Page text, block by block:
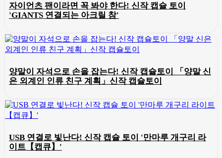
자이언츠 팬이라면 꼭 봐야 한다! 신작 캡슐 토이
'GIANTS 연결되는 아크릴 참'
양말이 자석으로 손을 잡는다! 신작 캡슐토이 「양말 신
은 외계인 인류 친구 계획」신작 캡슐토이
USB 연결로 빛난다! 신작 캡슐 토이 '만마루 개구리 라
이트【캡큐】'